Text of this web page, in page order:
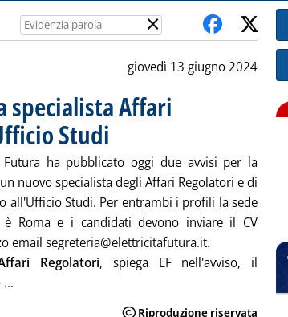
×
giovedì 13 giugno 2024
specialista Affari
Studi
Futura ha pubblicato oggi due avvisi per la
nuovo specialista degli Affari Regolatori e di
all'Ufficio Studi. Per entrambi i profili la sede
Roma e i candidati devono inviare il CV
email segreteria@elettricitafutura.it.
Regolatori, spiega EF nell'avviso, il